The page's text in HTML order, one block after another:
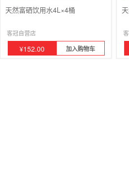
天然富硒饮用水4L×4桶
客冠自营店
¥152.00 加入购物车